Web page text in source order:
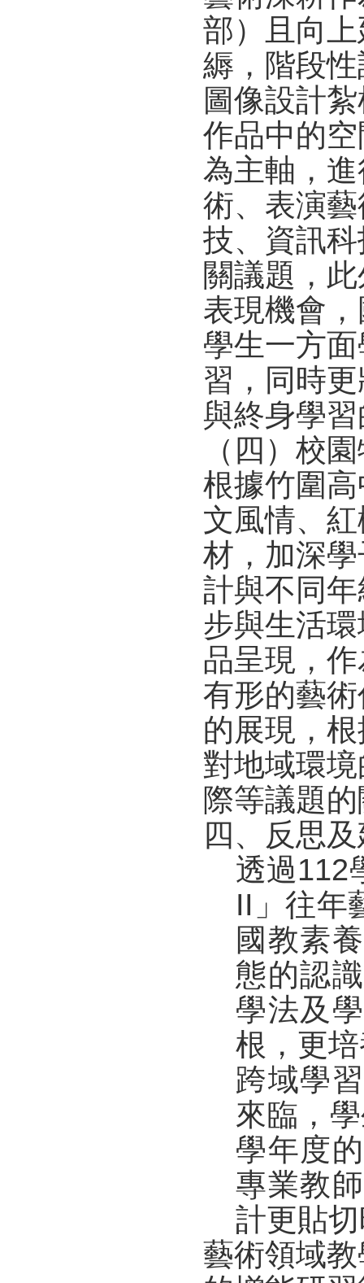
部）且向
縟，階段
圖像設計
作品中的
為主軸，
術、表演
技、資訊
關議題，
表現機會
學生一方
習，同時
與終身學
（四）校
根據竹圍
文風情、
材，加深
計與不同
步與生活
品呈現，
有形的藝
的展現，
對地域環
際等議題
四、反思
透過112
II」往年
國教素
態的認
學法及
根，更
跨域學
來臨，
學年度
專業教
計更貼
藝術領域